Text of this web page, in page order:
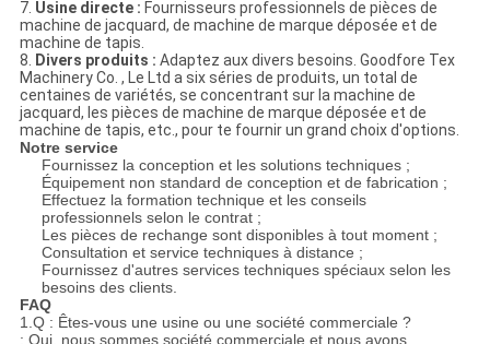
7. Usine directe : Fournisseurs professionnels de pièces de
machine de jacquard, de machine de marque déposée et de
machine de tapis.
8.
Divers produits : Adaptez aux divers besoins. Goodfore Tex
Machinery Co. , Le Ltd a six séries de produits, un total de
centaines de variétés, se concentrant sur la machine de
jacquard, les pièces de machine de marque déposée et de
machine de tapis, etc., pour te fournir un grand choix d'options.
Notre service
Fournissez la conception et les solutions techniques ;
Équipement non standard de conception et de fabrication ;
Effectuez la formation technique et les conseils
professionnels selon le contrat ;
Les pièces de rechange sont disponibles à tout moment ;
Consultation et service techniques à distance ;
Fournissez d'autres services techniques spéciaux selon les
besoins des clients.
FAQ
1.Q : Êtes-vous une usine ou une société commerciale ?
: Oui, nous sommes société commerciale et nous avons